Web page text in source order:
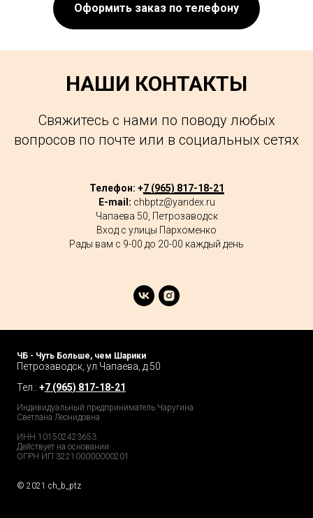
Оформить заказ по телефону
НАШИ КОНТАКТЫ
Свяжитесь с нами по поводу любых
вопросов по почте или в социальных сетях
Телефон: +7 (965) 817-18-21
E-mail: chbptz@yandex.ru
Чапаева 50, Петрозаводск
Вход с улицы Пархоменко
Рады вам с 9-00 до 20-00 каждый день
ЧБ - Чуть Больше, чем Шарики
Петрозаводск, ул.Чапаева, д.50
Тел.: +7 (965) 817-18-21
Индивидуальный предприниматель Чаругина
Светлана Леонидовна
ИНН 101502423653
Действует на основании
ОГРН ИП 322100000000201
© 2021 ch_b_ptz